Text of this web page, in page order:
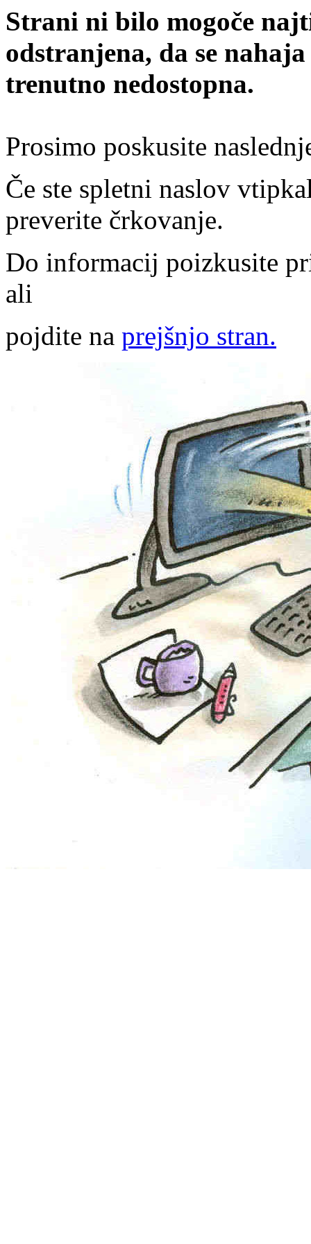
Strani ni bilo mogoče
odstranjena, da se
trenutno nedostopna.
Prosimo poskusite
Če ste spletni naslov
preverite črkovanje.
Do informacij poizkusite
ali
pojdite na prejšnjo stran.